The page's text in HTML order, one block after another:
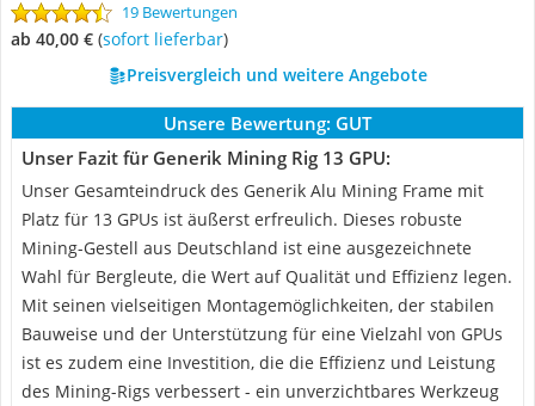
19 Bewertungen
ab 40,00 € ( Sofort lieferbar)
Preisvergleich und weitere Angebote
Unsere Bewertung: GUT
Unser Fazit für Generik Mining Rig 13 GPU:
Unser Gesamteindruck des Generik Alu Mining Frame mit
Platz für 13 GPUs ist äußerst erfreulich. Dieses robuste
Mining-Gestell aus Deutschland ist eine ausgezeichnete
Wahl für Bergleute, die Wert auf Qualität und Effizienz legen.
Mit seinen vielseitigen Montagemöglichkeiten, der stabilen
Bauweise und der Unterstützung für eine Vielzahl von GPUs
ist es zudem eine Investition, die die Effizienz und Leistung
des Mining-Rigs verbessert - ein unverzichtbares Werkzeug